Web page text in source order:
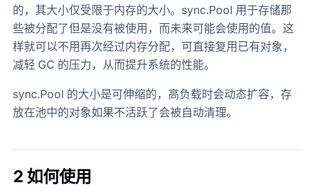
的，其大小仅受限于内存的大小。sync.Pool 用于存储那
些被分配了但是没有被使用，而未来可能会使用的值。这
样就可以不用再次经过内存分配，可直接复用已有对象，
减轻 GC 的压力，从而提升系统的性能。
sync.Pool 的大小是可伸缩的，高负载时会动态扩容，存
放在池中的对象如果不活跃了会被自动清理。
2 如何使用